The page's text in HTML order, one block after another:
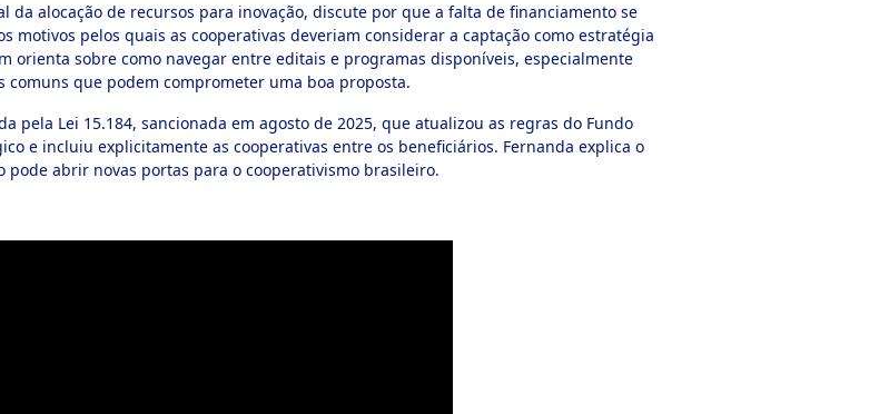
da alocação de recursos para inovação, discute por que a falta de financiamento se
motivos pelos quais as cooperativas deveriam considerar a captação como estratégia
orienta sobre como navegar entre editais e programas disponíveis, especialmente
que podem comprometer uma boa proposta.
pela Lei 15.184, sancionada em agosto de 2025, que atualizou as regras do Fundo
e incluiu explicitamente as cooperativas entre os beneficiários. Fernanda explica o
pode abrir novas portas para o cooperativismo brasileiro.